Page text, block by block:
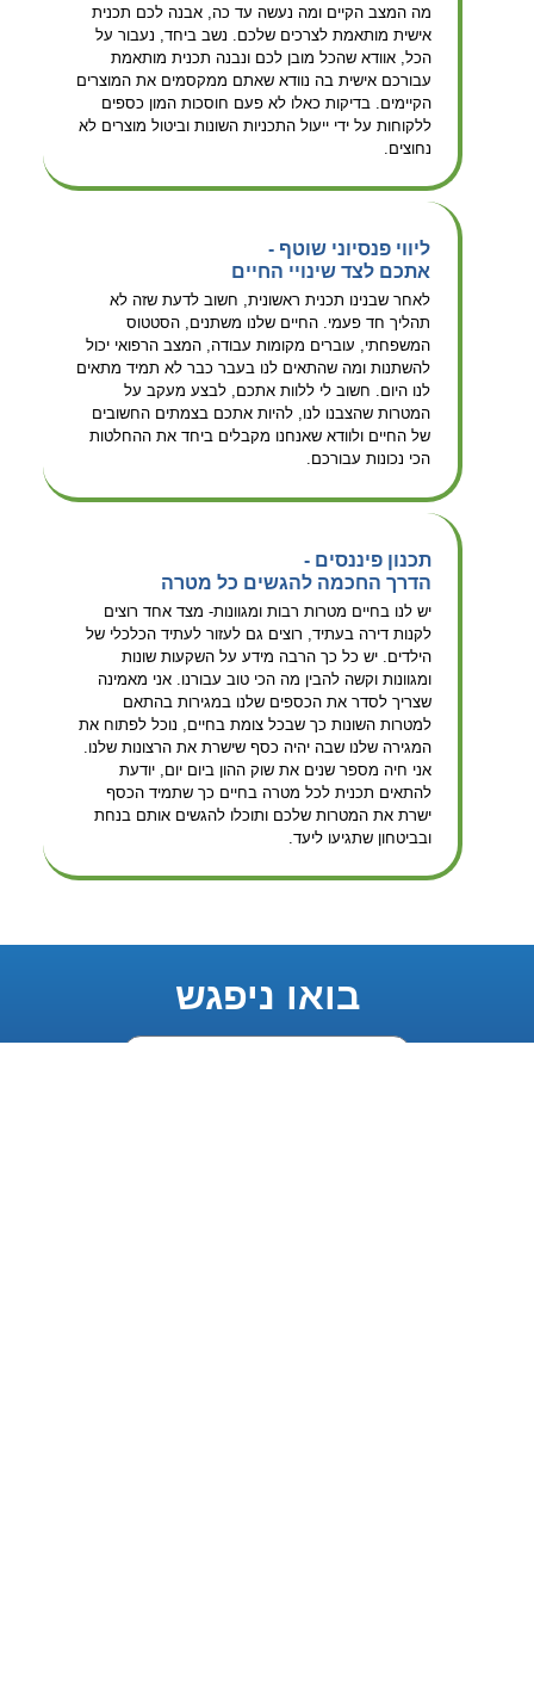
מה המצב הקיים ומה נעשה עד כה, אבנה לכם תכנית
אישית מותאמת לצרכים שלכם. נשב ביחד, נעבור על
הכל, אוודא שהכל מובן לכם ונבנה תכנית מותאמת
עבורכם אישית בה נוודא שאתם ממקסמים את המוצרים
הקיימים. בדיקות כאלו לא פעם חוסכות המון כספים
ללקוחות על ידי ייעול התכניות השונות וביטול מוצרים לא
נחוצים.
ליווי פנסיוני שוטף -
אתכם לצד שינויי החיים
לאחר שבנינו תכנית ראשונית, חשוב לדעת שזה לא
תהליך חד פעמי. החיים שלנו משתנים, הסטטוס
המשפחתי, עוברים מקומות עבודה, המצב הרפואי יכול
להשתנות ומה שהתאים לנו בעבר כבר לא תמיד מתאים
לנו היום. חשוב לי ללוות אתכם, לבצע מעקב על
המטרות שהצבנו לנו, להיות אתכם בצמתים החשובים
של החיים ולוודא שאנחנו מקבלים ביחד את ההחלטות
הכי נכונות עבורכם.
תכנון פיננסים -
הדרך החכמה להגשים כל מטרה
יש לנו בחיים מטרות רבות ומגוונות- מצד אחד רוצים
לקנות דירה בעתיד, רוצים גם לעזור לעתיד הכלכלי של
הילדים. יש כל כך הרבה מידע על השקעות שונות
ומגוונות וקשה להבין מה הכי טוב עבורנו. אני מאמינה
שצריך לסדר את הכספים שלנו במגירות בהתאם
למטרות השונות כך שבכל צומת בחיים, נוכל לפתוח את
המגירה שלנו שבה יהיה כסף שישרת את הרצונות שלנו.
אני חיה מספר שנים את שוק ההון ביום יום, יודעת
להתאים תכנית לכל מטרה בחיים כך שתמיד הכסף
ישרת את המטרות שלכם ותוכלו להגשים אותם בנחת
ובביטחון שתגיעו ליעד.
בואו ניפגש